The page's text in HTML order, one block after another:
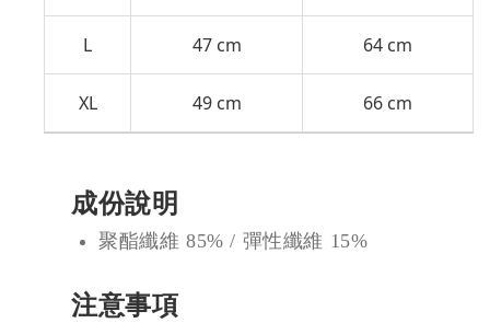
L 47 cm 64 cm
XL 49 cm 66 cm
成份說明
聚酯纖維 85% / 彈性纖維 15%
注意事項